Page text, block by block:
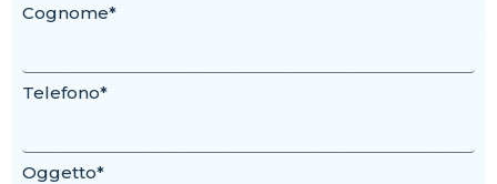
Cognome*
Telefono*
Oggetto*